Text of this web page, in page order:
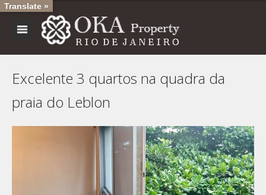
Excelente 3 quartos na quadra da
praia do Leblon
Translate »